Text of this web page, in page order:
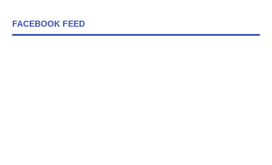
FACEBOOK FEED